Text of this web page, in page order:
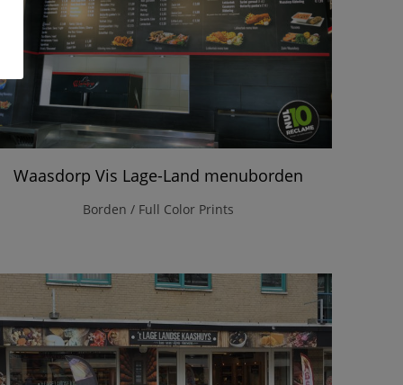
Waasdorp Vis Lage-Land menuborden
Borden / Full Color Prints